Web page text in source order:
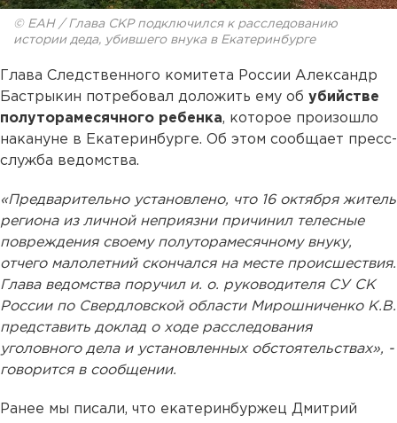
© ЕАН / Глава СКР подключился к расследованию
истории деда, убившего внука в Екатеринбурге
Глава Следственного комитета России Александр
Бастрыкин потребовал доложить ему об убийстве
полуторамесячного ребенка, которое произошло
накануне в Екатеринбурге. Об этом сообщает пресс-
служба ведомства.
«Предварительно установлено, что 16 октября житель
региона из личной неприязни причинил телесные
повреждения своему полуторамесячному внуку,
отчего малолетний скончался на месте происшествия.
Глава ведомства поручил и. о. руководителя СУ СК
России по Свердловской области Мирошниченко К.В.
представить доклад о ходе расследования
уголовного дела и установленных обстоятельствах», -
говорится в сообщении.
Ранее мы писали, что екатеринбуржец Дмитрий